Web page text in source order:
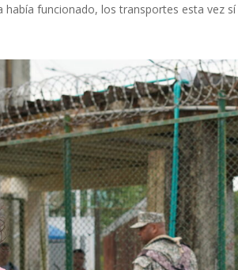
funcionado, los transportes esta vez